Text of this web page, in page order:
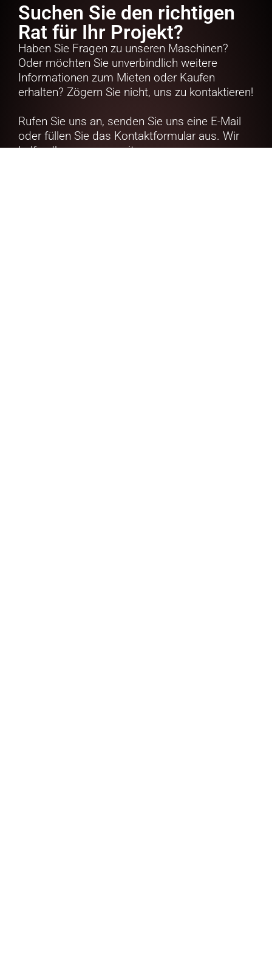
Suchen Sie den richtigen
Rat für Ihr Projekt?
Haben Sie Fragen zu unseren Maschinen?
Oder möchten Sie unverbindlich weitere
Informationen zum Mieten oder Kaufen
erhalten? Zögern Sie nicht, uns zu kontaktieren!
Rufen Sie uns an, senden Sie uns eine E-Mail
oder füllen Sie das Kontaktformular aus. Wir
helfen Ihnen gerne weiter.